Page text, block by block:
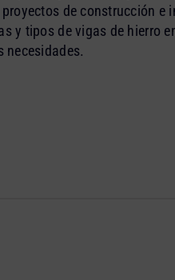
de construcción e
y tipos de vigas de hierro
necesidades.